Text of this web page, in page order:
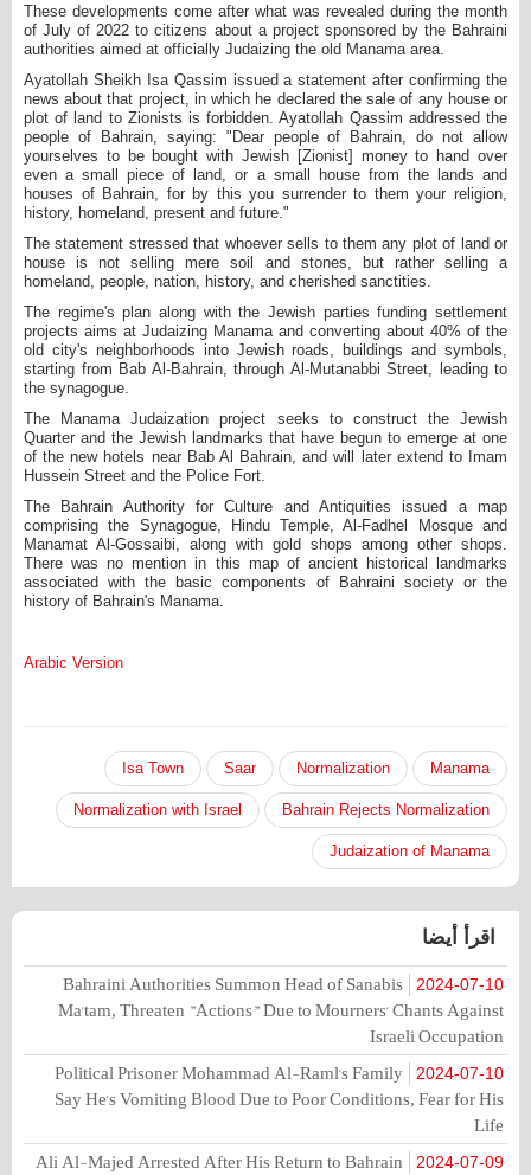
These developments come after what was revealed during the month
of July of 2022 to citizens about a project sponsored by the Bahraini
authorities aimed at officially Judaizing the old Manama area.
Ayatollah Sheikh Isa Qassim issued a statement after confirming the
news about that project, in which he declared the sale of any house or
plot of land to Zionists is forbidden. Ayatollah Qassim addressed the
people of Bahrain, saying: "Dear people of Bahrain, do not allow
yourselves to be bought with Jewish [Zionist] money to hand over
even a small piece of land, or a small house from the lands and
houses of Bahrain, for by this you surrender to them your religion,
history, homeland, present and future."
The statement stressed that whoever sells to them any plot of land or
house is not selling mere soil and stones, but rather selling a
homeland, people, nation, history, and cherished sanctities.
The regime's plan along with the Jewish parties funding settlement
projects aims at Judaizing Manama and converting about 40% of the
old city's neighborhoods into Jewish roads, buildings and symbols,
starting from Bab Al-Bahrain, through Al-Mutanabbi Street, leading to
the synagogue.
The Manama Judaization project seeks to construct the Jewish
Quarter and the Jewish landmarks that have begun to emerge at one
of the new hotels near Bab Al Bahrain, and will later extend to Imam
Hussein Street and the Police Fort.
The Bahrain Authority for Culture and Antiquities issued a map
comprising the Synagogue, Hindu Temple, Al-Fadhel Mosque and
Manamat Al-Gossaibi, along with gold shops among other shops.
There was no mention in this map of ancient historical landmarks
associated with the basic components of Bahraini society or the
history of Bahrain's Manama.
Arabic Version
Manama
Normalization
Saar
Isa Town
Bahrain Rejects Normalization
Normalization with Israel
Judaization of Manama
اقرأ أيضا
2024-07-10
Bahraini Authorities Summon Head of Sanabis
Ma'tam, Threaten "Actions" Due to Mourners' Chants Against
Israeli Occupation
2024-07-10
Political Prisoner Mohammad Al-Raml's Family
Say He's Vomiting Blood Due to Poor Conditions, Fear for His
Life
2024-07-09
Ali Al-Majed Arrested After His Return to Bahrain